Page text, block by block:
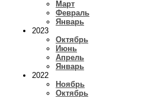
Март
Февраль
Январь
2023
Октябрь
Июнь
Апрель
Январь
2022
Ноябрь
Октябрь